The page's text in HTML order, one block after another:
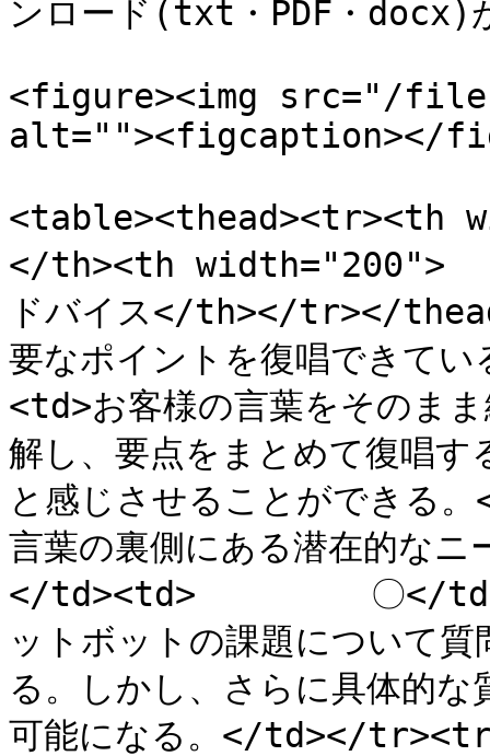
ンロード(txt・PDF・docx)
<figure><img src="/files/
alt=""><figcaption></
<table><thead><tr><th
</th><th width="200">　
ドバイス</th></tr></
要なポイントを復唱できて
<td>お客様の言葉をそのま
解し、要点をまとめて復唱
と感じさせることができ
言葉の裏側にある潜在的な
</td><td>　　　　　〇</
ットボットの課題について
る。しかし、さらに具体的
可能になる。</td></